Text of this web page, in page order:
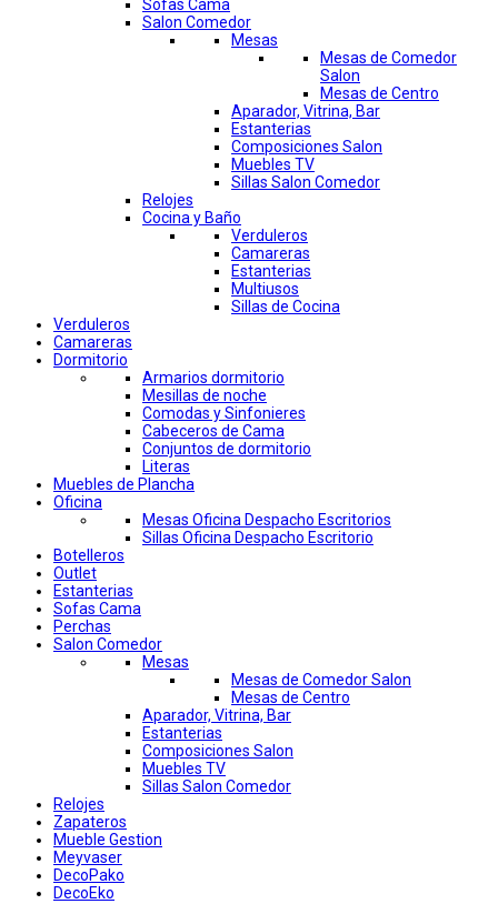
Sofas Cama
Salon Comedor
Mesas
Mesas de Comedor
Salon
Mesas de Centro
Aparador, Vitrina, Bar
Estanterias
Composiciones Salon
Muebles TV
Sillas Salon Comedor
Relojes
Cocina y Baño
Verduleros
Camareras
Estanterias
Multiusos
Sillas de Cocina
Verduleros
Camareras
Dormitorio
Armarios dormitorio
Mesillas de noche
Comodas y Sinfonieres
Cabeceros de Cama
Conjuntos de dormitorio
Literas
Muebles de Plancha
Oficina
Mesas Oficina Despacho Escritorios
Sillas Oficina Despacho Escritorio
Botelleros
Outlet
Estanterias
Sofas Cama
Perchas
Salon Comedor
Mesas
Mesas de Comedor Salon
Mesas de Centro
Aparador, Vitrina, Bar
Estanterias
Composiciones Salon
Muebles TV
Sillas Salon Comedor
Relojes
Zapateros
Mueble Gestion
Meyvaser
DecoPako
DecoEko